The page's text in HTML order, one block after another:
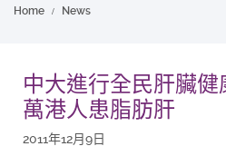
Home News
中大進行全民肝臟
萬港人患脂肪肝
2011年12月9日